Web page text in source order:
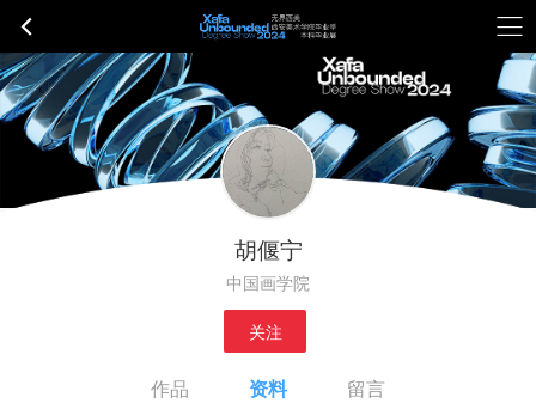
胡偃宁
中国画学院
关注
作品 资料 留言